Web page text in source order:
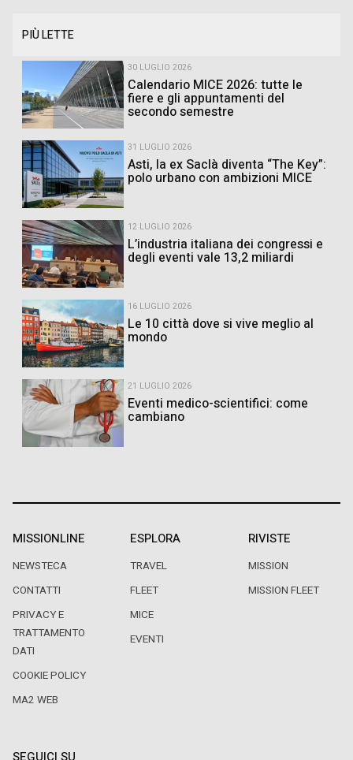
PIÙ LETTE
30 LUGLIO 2026
Calendario MICE 2026: tutte le
fiere e gli appuntamenti del
secondo semestre
31 LUGLIO 2026
Asti, la ex Saclà diventa “The Key”:
polo urbano con ambizioni MICE
12 LUGLIO 2026
L’industria italiana dei congressi e
degli eventi vale 13,2 miliardi
16 LUGLIO 2026
Le 10 città dove si vive meglio al
mondo
21 LUGLIO 2026
Eventi medico-scientifici: come
cambiano
MISSIONLINE
NEWSTECA
CONTATTI
PRIVACY E
TRATTAMENTO
DATI
COOKIE POLICY
MA2 WEB
ESPLORA
TRAVEL
FLEET
MICE
EVENTI
RIVISTE
MISSION
MISSION FLEET